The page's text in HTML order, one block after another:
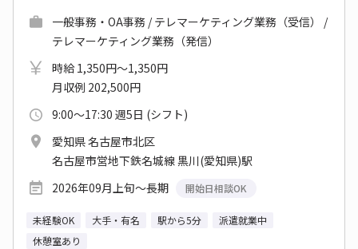
一般事務・OA事務 / テレマーケティング業務（受信） /
テレマーケティング業務（発信）
時給 1,350円～1,350円
月収例 202,500円
9:00～17:30 週5日 (シフト)
愛知県 名古屋市北区
名古屋市営地下鉄名城線 黒川(愛知県)駅
2026年09月上旬～長期
開始日相談OK
未経験OK 大手・有名 駅から5分
派遣就業中
休憩室あり